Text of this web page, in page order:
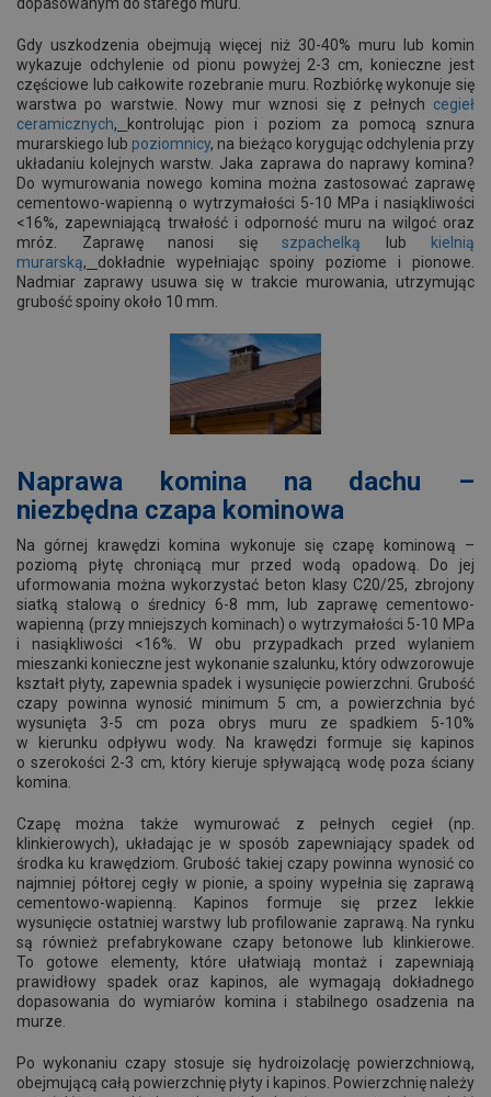
Gdy uszkodzenia obejmują więcej niż 30-40% muru lub komin
wykazuje odchylenie od pionu powyżej 2-3 cm, konieczne jest
częściowe lub całkowite rozebranie muru. Rozbiórkę wykonuje się
warstwa po warstwie. Nowy mur wznosi się z pełnych cegieł
ceramicznych, kontrolując pion i poziom za pomocą sznura
murarskiego lub poziomnicy, na bieżąco korygując odchylenia przy
układaniu kolejnych warstw. Jaka zaprawa do naprawy komina?
Do wymurowania nowego komina można zastosować zaprawę
cementowo-wapienną o wytrzymałości 5-10 MPa i nasiąkliwości
<16%, zapewniającą trwałość i odporność muru na wilgoć oraz
mróz. Zaprawę nanosi się szpachelką lub
kielnią
murarską, dokładnie wypełniając spoiny poziome i pionowe.
Nadmiar zaprawy usuwa się w trakcie murowania, utrzymując
grubość spoiny około 10 mm.
Naprawa komina na dachu –
niezbędna czapa kominowa
Na górnej krawędzi komina wykonuje się czapę kominową –
poziomą płytę chroniącą mur przed wodą opadową. Do jej
uformowania można wykorzystać beton klasy C20/25, zbrojony
siatką stalową o średnicy 6-8 mm, lub zaprawę cementowo-
wapienną (przy mniejszych kominach) o wytrzymałości 5-10 MPa
i nasiąkliwości <16%. W obu przypadkach przed wylaniem
mieszanki konieczne jest wykonanie szalunku, który odwzorowuje
kształt płyty, zapewnia spadek i wysunięcie powierzchni. Grubość
czapy powinna wynosić minimum 5 cm, a powierzchnia być
wysunięta 3-5 cm poza obrys muru ze spadkiem 5-10%
w kierunku odpływu wody. Na krawędzi formuje się kapinos
o szerokości 2-3 cm, który kieruje spływającą wodę poza ściany
komina.
Czapę można także wymurować z pełnych cegieł (np.
klinkierowych), układając je w sposób zapewniający spadek od
środka ku krawędziom. Grubość takiej czapy powinna wynosić co
najmniej półtorej cegły w pionie, a spoiny wypełnia się zaprawą
cementowo-wapienną. Kapinos formuje się przez lekkie
wysunięcie ostatniej warstwy lub profilowanie zaprawą. Na rynku
są również prefabrykowane czapy betonowe lub klinkierowe.
To gotowe elementy, które ułatwiają montaż i zapewniają
prawidłowy spadek oraz kapinos, ale wymagają dokładnego
dopasowania do wymiarów komina i stabilnego osadzenia na
murze.
Po wykonaniu czapy stosuje się hydroizolację powierzchniową,
obejmującą całą powierzchnię płyty i kapinos. Powierzchnię należy